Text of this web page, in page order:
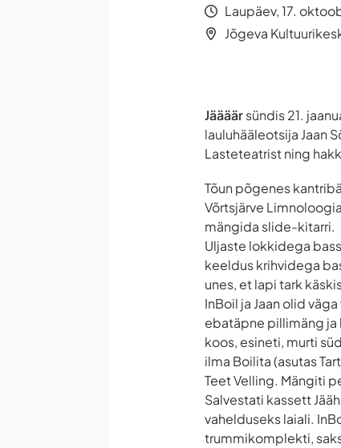
Laupäev, 17.
Jõgeva
Jäääärsündis 21.
lauluhääleotsija Jaan
Lasteteatrist ning
Tõun põgenes
Võrtsjärve
mängida slide-kitarri.
Uljaste lokkidega
keeldus krihvidega
unes, et lapi tark
InBoil ja Jaan olid
ebatäpne pillimäng ja
koos, esineti, murti
ilma Boilita (asutas
Teet Velling. Mängiti
Salvestati kassett
vahelduseks laiali.
trummikomplekti,